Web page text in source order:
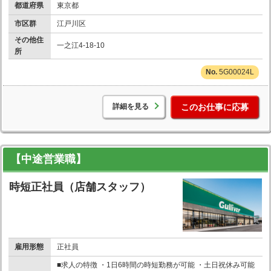
都道府県 東京都
市区群
江戸川区
その他住
所
一之江4-18-10
5G00024L
詳細を見る このお仕事に応募
【中途営業職】
時短正社員（店舗スタッフ）
雇用形態 正社員
■求人の特徴 ・1日6時間の時短勤務が可能 ・土日祝休み可能